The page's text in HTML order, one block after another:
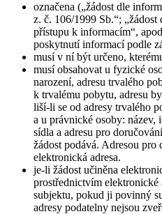
označena („žádost dle
z. č. 106/1999 Sb.“;
přístupu k informacím“,
poskytnutí informací podle
musí v ní být určeno,
musí obsahovat u fyzické
narození, adresu trvalého
k trvalému pobytu, adresu
liší-li se od adresy trvalého
a u právnické osoby: název,
sídla a adresu pro
žádost podává. Adresou pro
elektronická adresa.
je-li žádost učiněna
prostřednictvím
subjektu, pokud ji povinný
adresy podatelny nejsou